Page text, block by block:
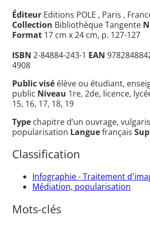
Éditeur Editions POLE , Paris ,
Collection Bibliothèque Tangente
Format 17 cm x 24 cm, p. 127-127
ISBN 2-84884-243-1 EAN
4908
Public visé élève ou étudiant,
public Niveau 1re, 2de, licence,
15, 16, 17, 18, 19
Type chapitre d’un ouvrage,
popularisation Languefrançais
Classification
Infographie - Traitement
Médiation, popularisation
Mots-clés